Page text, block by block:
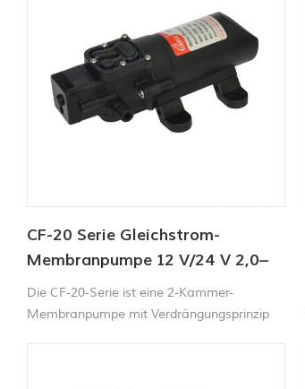
CF-20 Serie Gleichstrom-
Membranpumpe 12 V/24 V 2,0–
4,3 l/min 35–70 PSI
Die CF-20-Serie ist eine 2-Kammer-
Membranpumpe mit Verdrängungsprinzip